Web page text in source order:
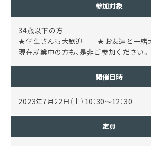
参加対象
34歳以下の方
★学生さんも大歓迎 ★お友達と一緒大
現在就業中の方も、是非ご参加ください。
開催日時
2023年7月22日（土）10：30～12：30
定員